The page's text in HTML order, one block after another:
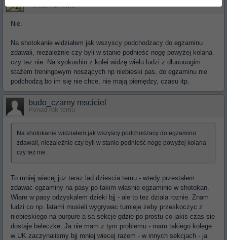
Ponad rok temu
Nie.
Na shotokanie widziałem jak wszyscy podchodzacy do egzaminu
zdawali, niezależnie czy byli w stanie podnieść nogę powyżej kolana
czy też nie. Na kyokushin z kolei widzę wielu ludzi z dłuuuuugim
stażem treningowym noszących np niebieski pas, do egzaminu nie
podchodzą bo im się nie chce, nie mają pieniędzy, czasu itp.
budo_czarny msciciel
Ponad rok temu
Na shotokanie widziałem jak wszyscy podchodzacy do egzaminu
zdawali, niezależnie czy byli w stanie podnieść nogę powyżej kolana
czy też nie.
To mniej wiecej juz teraz lad dziescia temu - wtedy przestalem
zdawac egzaminy na pasy po takim wlasnie egzaminie w shotokan.
Wiare w pasy odzyskalem dzieki bjj - ale to tez dziala roznie. Znam
ludzi co np. latami musieli wygrywac turnieje zeby przeskoczyc z
niebieskiego na purpure a sa sekcje gdzie po prostu co jakis czas sie
dostaje beleczke. Ja nie mam z tym problemu - mam takiego kolege
w UK zaczynalismy bjj mniej wiecej razem - w innych sekcjach - ja